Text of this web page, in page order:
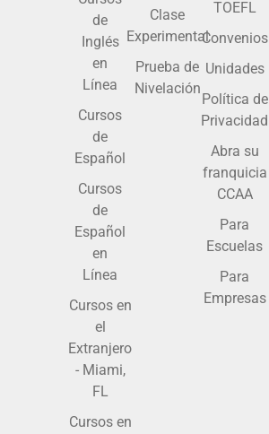
de
Inglés
en
Línea
Cursos
de
Español
Cursos
de
Español
en
Línea
Cursos en
el
Extranjero
- Miami,
FL
Cursos en
Clase
Experimental
Prueba de
Nivelación
TOEFL
Convenios
Unidades
Política de
Privacidad
Abra su
franquicia
CCAA
Para
Escuelas
Para
Empresas